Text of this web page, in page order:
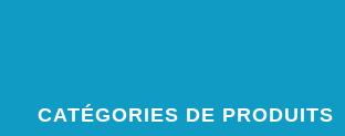
CATÉGORIES DE PRODUITS